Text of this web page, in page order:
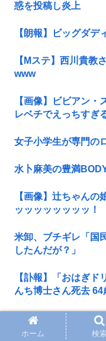
惑を投稿し炎上
【朗報】ビッグダデ
【Mステ】西川貴
www
【画像】ビビアン
レベチでえっちすぎ
女子小学生が専門の
水卜麻美の豊満
【画像】辻ちゃんの
ッッッッッッッッ！
米卸、ブチギレ「国
したんだが？」
【訃報】「おはぎド
んち博士さん死去 64
【画像あり】最近
ホーム 検索